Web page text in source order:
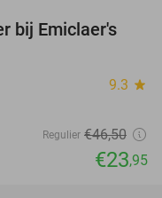
48%
bij Emiclaer's
9.3 star
Regulier €46,50
€23,95